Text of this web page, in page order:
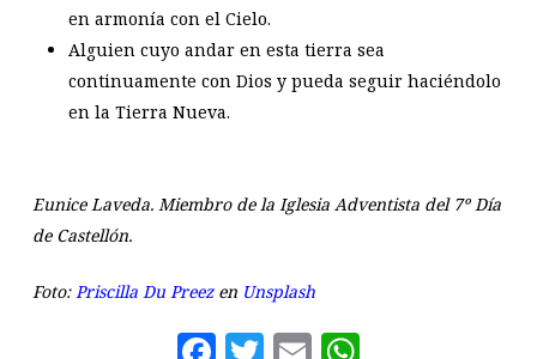
en armonía con el Cielo.
Alguien cuyo andar en esta tierra sea
continuamente con Dios y pueda seguir haciéndolo
en la Tierra Nueva.
Eunice Laveda. Miembro de la Iglesia Adventista del 7º Día
de Castellón.
Foto:Priscilla Du Preezen Unsplash